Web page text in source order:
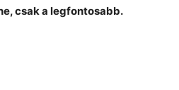
csak a legfontosabb.